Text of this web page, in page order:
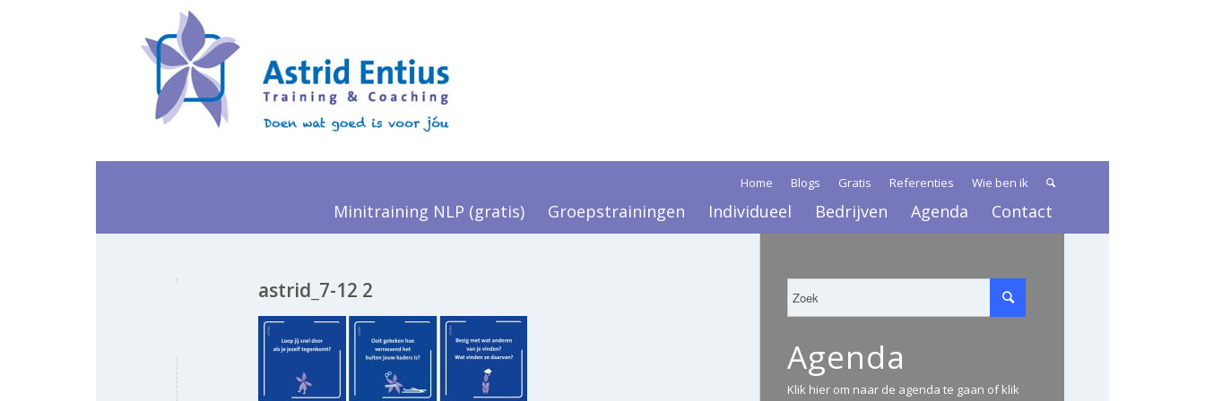
Home Blogs Gratis Referenties Wie ben ik
Minitraining NLP (gratis) Groepstrainingen Individueel Bedrijven Agenda Contact
astrid_7-12 2
Agenda
Klik hier om naar de agenda te gaan of klik